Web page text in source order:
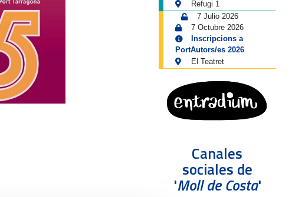
Refugi 1
7 Julio 2026
7 Octubre 2026
Inscripcions a
PortAutors/es 2026
El Teatret
Canales
sociales de
'Moll de Costa'